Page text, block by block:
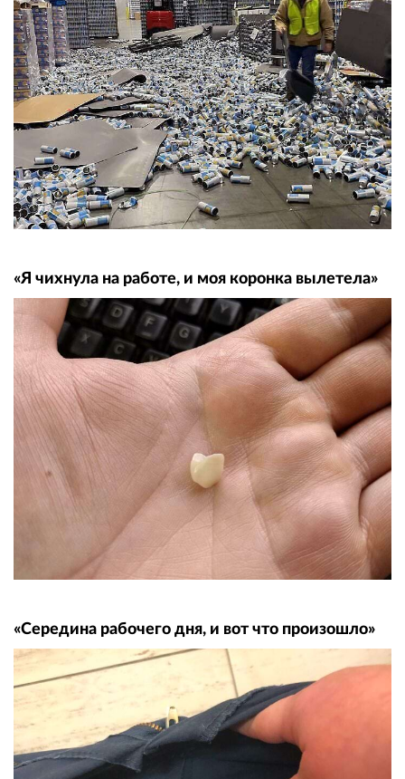
«Я чихнула на работе, и моя коронка вылетела»
«Середина рабочего дня, и вот что произошло»